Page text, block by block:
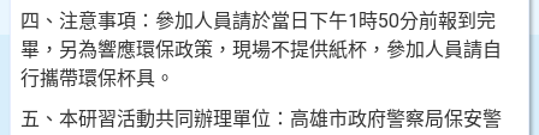
四、注意事項：參加人員請於當日下午1時50分前報到完
畢，另為響應環保政策，現場不提供紙杯，參加人員請自
行攜帶環保杯具。
五、本研習活動共同辦理單位：高雄市政府警察局保安警